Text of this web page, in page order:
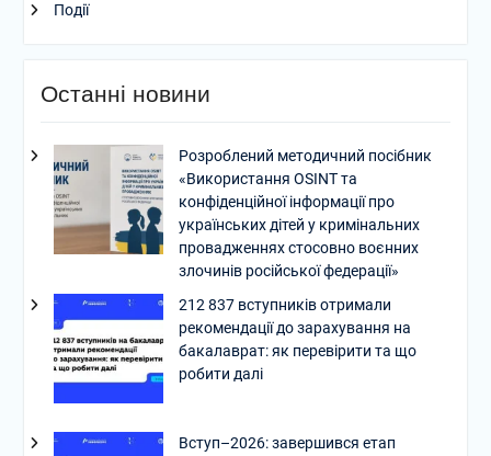
Події
Останні новини
Розроблений методичний посібник
«Використання OSINT та
конфіденційної інформації про
українських дітей у кримінальних
провадженнях стосовно воєнних
злочинів російської федерації»
212 837 вступників отримали
рекомендації до зарахування на
бакалаврат: як перевірити та що
робити далі
Вступ–2026: завершився етап